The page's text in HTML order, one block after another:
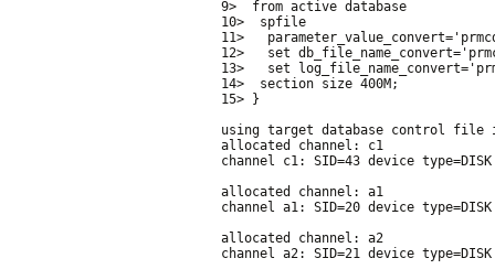
9>  from active database
10>  spfile
11>
12>   set
13>   set
14>  section size 400M;
15> }
using target database control file
allocated channel: c1
channel c1: SID=43 device type=DISK
allocated channel: a1
channel a1: SID=20 device type=DISK
allocated channel: a2
channel a2: SID=21 device type=DISK